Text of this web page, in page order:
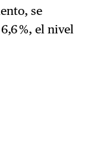
se
%, el nivel